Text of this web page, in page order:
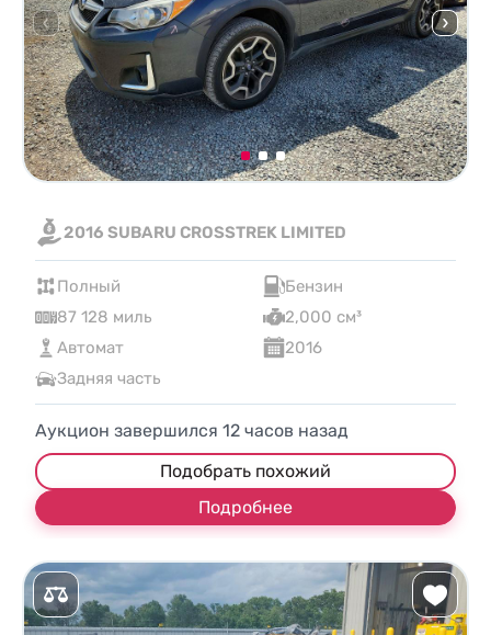
2016 SUBARU CROSSTREK LIMITED
Полный
Бензин
87 128 миль
2,000 см³
Автомат
2016
Задняя часть
Аукцион завершился 12 часов назад
Подобрать похожий
Подробнее